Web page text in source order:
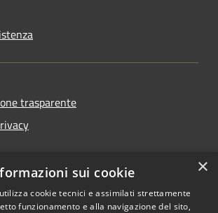
trasparente
di accessibilità
×
sui cookie
cookie tecnici e assimilati strettamente
funzionamento e alla navigazione del sito,